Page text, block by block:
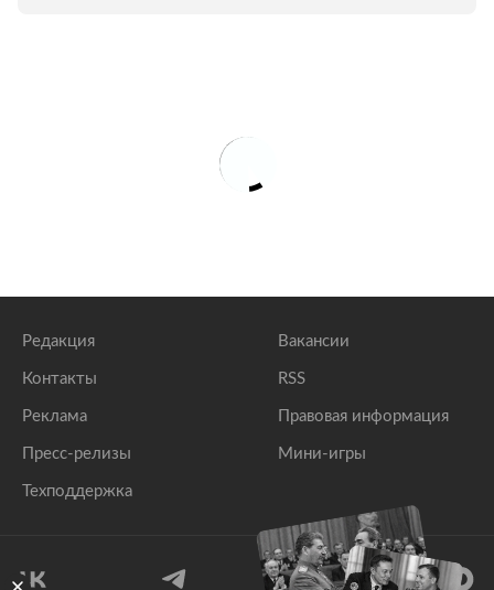
Редакция
Контакты
Реклама
Пресс-релизы
Техподдержка
Вакансии
RSS
Правовая информация
Мини-игры